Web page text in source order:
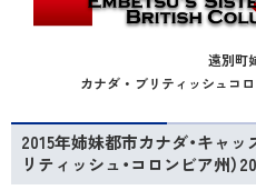
遠別町
カナダ ・ ブリティッシュコ
2015年姉妹都市カナダ・キャ
リティッシュ・コロンビア州）